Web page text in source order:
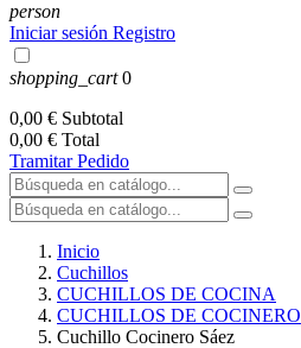
person
Iniciar sesión Registro
shopping_cart 0
0,00 € Subtotal
0,00 € Total
Tramitar Pedido
Inicio
Cuchillos
CUCHILLOS DE COCINA
CUCHILLOS DE COCINERO
Cuchillo Cocinero Sáez